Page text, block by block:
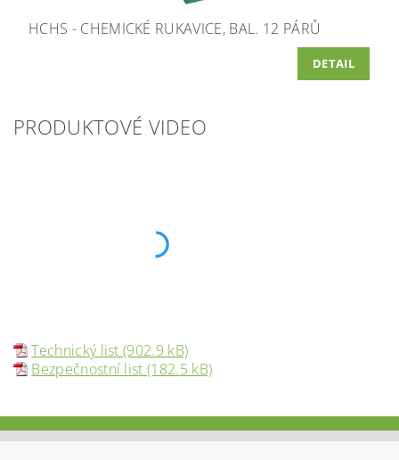
HCHS - CHEMICKÉ RUKAVICE, BAL. 12 PÁRŮ
DETAIL
PRODUKTOVÉ VIDEO
Technický list (902.9 kB)
Bezpečnostní list (182.5 kB)